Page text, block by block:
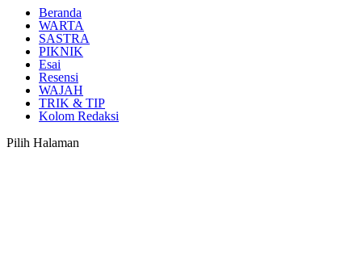
Beranda
WARTA
SASTRA
PIKNIK
Esai
Resensi
WAJAH
TRIK & TIP
Kolom Redaksi
Pilih Halaman